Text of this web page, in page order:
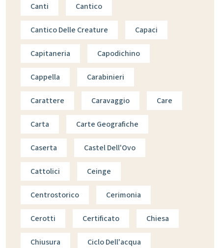
Canti Cantico
Cantico Delle Creature Capaci
Capitaneria Capodichino
Cappella Carabinieri
Carattere Caravaggio Care
Carta Carte Geografiche
Caserta Castel Dell'Ovo
Cattolici Ceinge
Centrostorico Cerimonia
Cerotti Certificato Chiesa
Chiusura Ciclo Dell'acqua